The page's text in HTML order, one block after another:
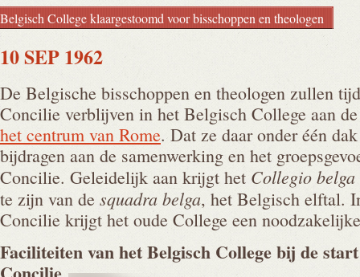
Belgisch College klaargestoomd voor bisschoppen en theologen
10 SEP 1962
De Belgische bisschoppen en theologen zullen
Concilie verblijven in het Belgisch College aan
het centrum van Rome. Dat ze daar onder één
bijdragen aan de samenwerking en het
Concilie. Geleidelijk aan krijgt het Collegio belga
te zijn van de squadra belga, het Belgisch elftal.
Concilie krijgt het oude College een
Faciliteiten van het Belgisch College bij de